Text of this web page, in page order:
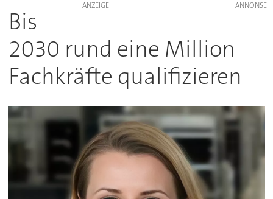
ANZEIGE
Bis
2030 rund eine Million
Fachkräfte qualifizieren